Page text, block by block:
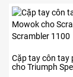
chọn
có
thể
chọn
Cặp tay côn tay
cho Triumph
Sản
phẩm
này
nhiều
biến